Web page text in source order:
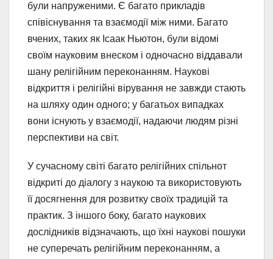
були напруженими. Є багато прикладів
співіснування та взаємодії між ними. Багато
вчених, таких як Ісаак Ньютон, були відомі
своїм науковим внеском і одночасно віддавали
шану релігійним переконанням. Наукові
відкриття і релігійні вірування не завжди стають
на шляху один одного; у багатьох випадках
вони існують у взаємодії, надаючи людям різні
перспективи на світ.
У сучасному світі багато релігійних спільнот
відкриті до діалогу з наукою та використовують
її досягнення для розвитку своїх традицій та
практик. З іншого боку, багато наукових
дослідників відзначають, що їхні наукові пошуки
не суперечать релігійним переконанням, а